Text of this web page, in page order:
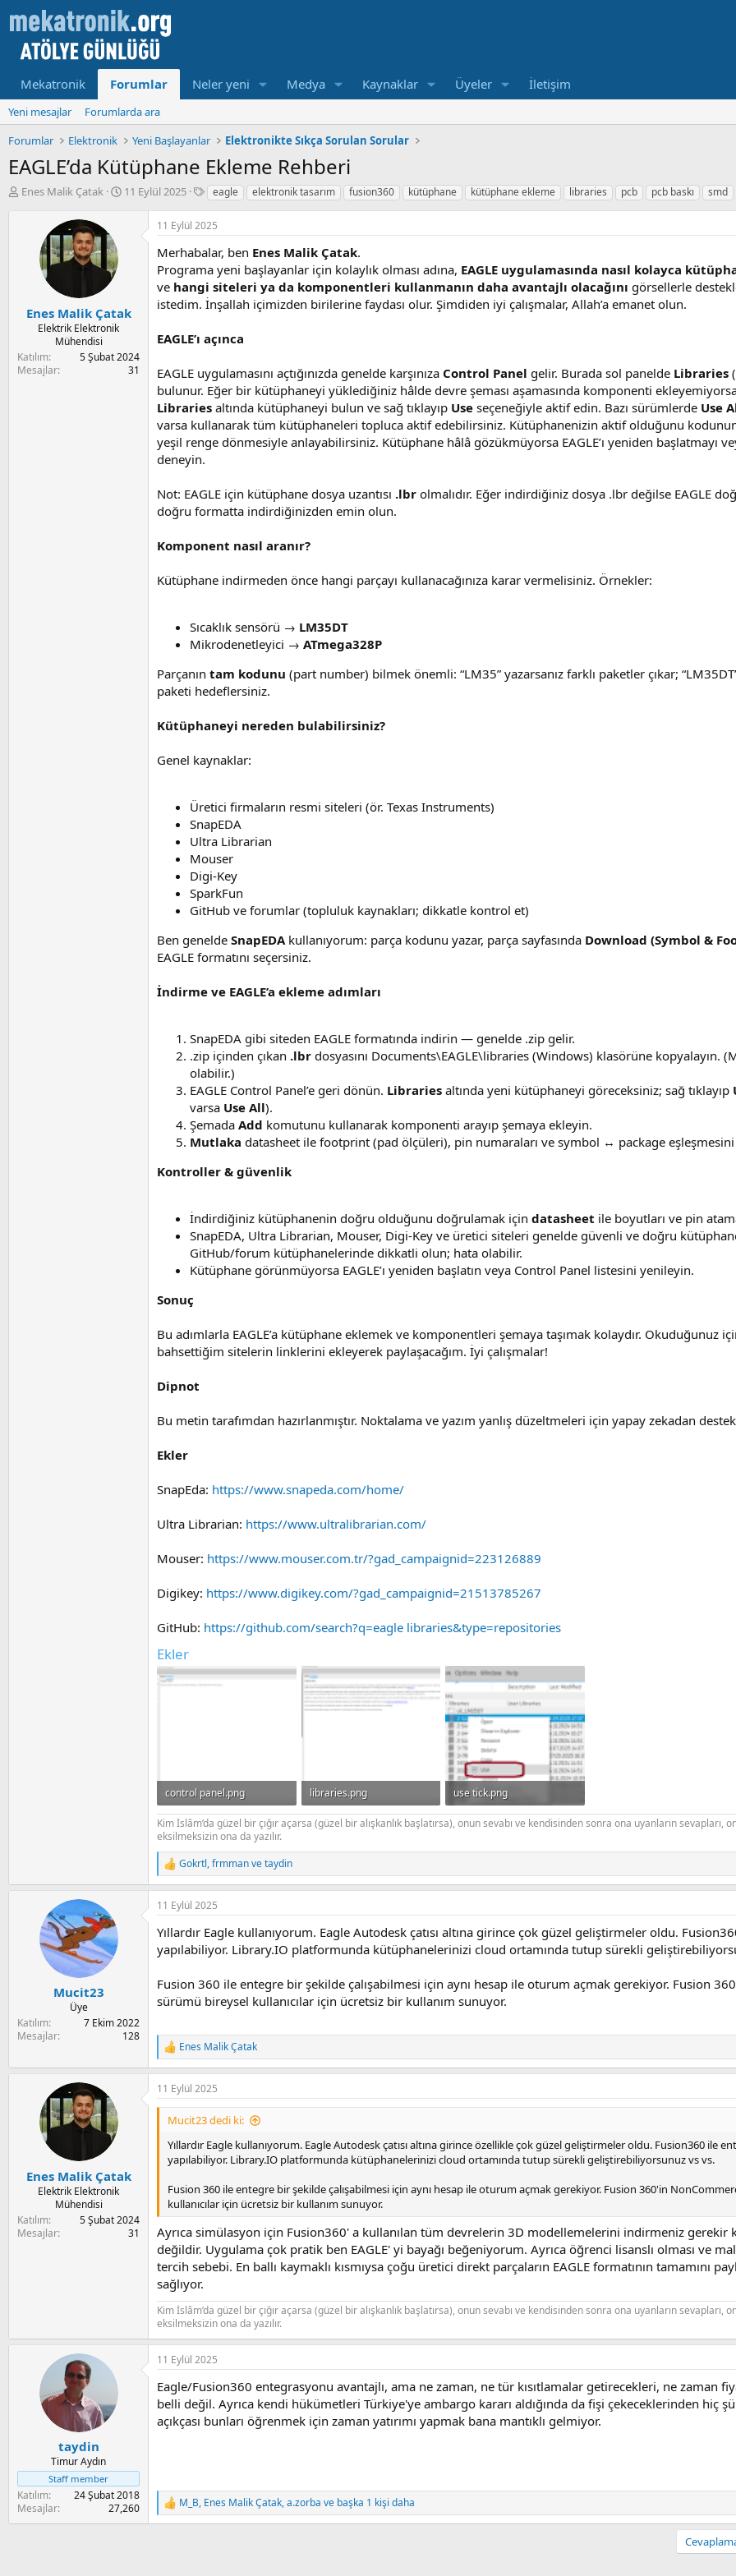
Mekatronik Forumlar Neler yeni Medya Kaynaklar Üyeler İletişim
Yeni mesajlar
Forumlarda ara
Forumlar
Elektronik Yeni Başlayanlar Elektronikte Sıkça Sorulan Sorular
EAGLE’da Kütüphane Ekleme Rehberi
K
t
a
Enes Malik Çatak
B
a
h
11 Eylül 2025
E
i
k
e
t
l
e
r
eagle elektronik tasarım fusion360 kütüphane kütüphane ekleme libraries pcb pcb baskı smd
Enes Malik Çatak
Elektrik Elektronik
Mühendisi
Katılım
5 Şubat 2024
Mesajlar
31
11 Eylül 2025
Merhabalar, ben Enes Malik Çatak.
Programa yeni başlayanlar için kolaylık olması adına, EAGLE uygulamasında nasıl kolayca
ve hangi siteleri ya da komponentleri kullanmanın daha avantajlı olacağını görsellerle
istedim. İnşallah içimizden birilerine faydası olur. Şimdiden iyi çalışmalar, Allah’a emanet olun.
EAGLE’ı açınca
EAGLE uygulamasını açtığınızda genelde karşınıza Control Panel gelir. Burada sol panelde Libraries
bulunur. Eğer bir kütüphaneyi yüklediğiniz hâlde devre şeması aşamasında komponenti
Libraries altında kütüphaneyi bulun ve sağ tıklayıp Use seçeneğiyle aktif edin. Bazı sürümlerde Use
varsa kullanarak tüm kütüphaneleri topluca aktif edebilirsiniz. Kütüphanenizin aktif olduğunu
yeşil renge dönmesiyle anlayabilirsiniz. Kütüphane hâlâ gözükmüyorsa EAGLE’ı yeniden başlatmayı
deneyin.
Not: EAGLE için kütüphane dosya uzantısı .lbr olmalıdır. Eğer indirdiğiniz dosya .lbr değilse EAGLE
doğru formatta indirdiğinizden emin olun.
Komponent nasıl aranır?
Kütüphane indirmeden önce hangi parçayı kullanacağınıza karar vermelisiniz. Örnekler:
Sıcaklık sensörü → LM35DT
Mikrodenetleyici → ATmega328P
Parçanın tam kodunu (part number) bilmek önemli: “LM35” yazarsanız farklı paketler çıkar;
paketi hedeflersiniz.
Kütüphaneyi nereden bulabilirsiniz?
Genel kaynaklar:
Üretici firmaların resmi siteleri (ör. Texas Instruments)
SnapEDA
Ultra Librarian
Mouser
Digi-Key
SparkFun
GitHub ve forumlar (topluluk kaynakları; dikkatle kontrol et)
Ben genelde SnapEDAkullanıyorum: parça kodunu yazar, parça sayfasında Download (Symbol &
EAGLE formatını seçersiniz.
İndirme ve EAGLE’a ekleme adımları
SnapEDA gibi siteden EAGLE formatında indirin — genelde .zip gelir.
.zip içinden çıkan .lbr dosyasını Documents\EAGLE\libraries (Windows) klasörüne kopyalayın.
olabilir.)
EAGLE Control Panel’e geri dönün. Libraries altında yeni kütüphaneyi göreceksiniz; sağ tıklayıp
varsa Use All).
Şemada Add komutunu kullanarak komponenti arayıp şemaya ekleyin.
Mutlaka datasheet ile footprint (pad ölçüleri), pin numaraları ve symbol ↔ package
Kontroller & güvenlik
İndirdiğiniz kütüphanenin doğru olduğunu doğrulamak için datasheet ile boyutları ve pin
SnapEDA, Ultra Librarian, Mouser, Digi-Key ve üretici siteleri genelde güvenli ve doğru
GitHub/forum kütüphanelerinde dikkatli olun; hata olabilir.
Kütüphane görünmüyorsa EAGLE’ı yeniden başlatın veya Control Panel listesini yenileyin.
Sonuç
Bu adımlarla EAGLE’a kütüphane eklemek ve komponentleri şemaya taşımak kolaydır. Okuduğunuz
bahsettiğim sitelerin linklerini ekleyerek paylaşacağım. İyi çalışmalar!
Dipnot
Bu metin tarafımdan hazırlanmıştır. Noktalama ve yazım yanlış düzeltmeleri için yapay zekadan destek
Ekler
SnapEda: https://www.snapeda.com/home/
Ultra Librarian: https://www.ultralibrarian.com/
Mouser: https://www.mouser.com.tr/?gad_campaignid=223126889
Digikey: https://www.digikey.com/?gad_campaignid=21513785267
GitHub: https://github.com/search?q=eagle libraries&type=repositories
Ekler
control panel.png
40.3 KB · Görüntüleme: 175
libraries.png
147.7 KB · Görüntüleme: 167
use tick.png
29.4 KB · Görüntüleme: 161
Kim İslâm’da güzel bir çığır açarsa (güzel bir alışkanlık başlatırsa), onun sevabı ve kendisinden sonra ona uyanların sevapları,
eksilmeksizin ona da yazılır.
R
e
a
c
i
o
:
Gokrtl,frmmanvetaydin
Mucit23
Üye
Katılım
7 Ekim 2022
Mesajlar
128
11 Eylül 2025
Yıllardır Eagle kullanıyorum. Eagle Autodesk çatısı altına girince çok güzel geliştirmeler oldu.
yapılabiliyor. Library.IO platformunda kütüphanelerinizi cloud ortamında tutup sürekli
Fusion 360 ile entegre bir şekilde çalışabilmesi için aynı hesap ile oturum açmak gerekiyor. Fusion
sürümü bireysel kullanıcılar için ücretsiz bir kullanım sunuyor.
R
e
a
c
t
n
Enes Malik Çatak
Enes Malik Çatak
Elektrik Elektronik
Mühendisi
Katılım
5 Şubat 2024
Mesajlar
31
11 Eylül 2025
Mucit23 dedi ki:
Yıllardır Eagle kullanıyorum. Eagle Autodesk çatısı altına girince özellikle çok güzel geliştirmeler oldu. Fusion360 ile
yapılabiliyor. Library.IO platformunda kütüphanelerinizi cloud ortamında tutup sürekli geliştirebiliyorsunuz vs vs.
Fusion 360 ile entegre bir şekilde çalışabilmesi için aynı hesap ile oturum açmak gerekiyor. Fusion 360'in
kullanıcılar için ücretsiz bir kullanım sunuyor.
Ayrıca simülasyon için Fusion360' a kullanılan tüm devrelerin 3D modellemelerini indirmeniz gerekir
değildir. Uygulama çok pratik ben EAGLE' yi bayağı beğeniyorum. Ayrıca öğrenci lisanslı olması ve
tercih sebebi. En ballı kaymaklı kısmıysa çoğu üretici direkt parçaların EAGLE formatının tamamını
sağlıyor.
Kim İslâm’da güzel bir çığır açarsa (güzel bir alışkanlık başlatırsa), onun sevabı ve kendisinden sonra ona uyanların sevapları,
eksilmeksizin ona da yazılır.
taydin
Timur Aydın
Staff member
Katılım
24 Şubat 2018
Mesajlar
27,260
11 Eylül 2025
Eagle/Fusion360 entegrasyonu avantajlı, ama ne zaman, ne tür kısıtlamalar getirecekleri, ne zaman
belli değil. Ayrıca kendi hükümetleri Türkiye'ye ambargo kararı aldığında da fişi çekeceklerinden hiç
açıkçası bunları öğrenmek için zaman yatırımı yapmak bana mantıklı gelmiyor.
R
e
M_B, Enes Malik Çatak,a.zorba ve başka 1 kişi daha